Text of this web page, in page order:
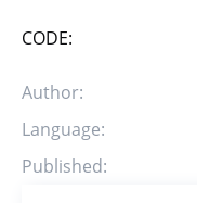
CODE:
Author:
Language:
Published: